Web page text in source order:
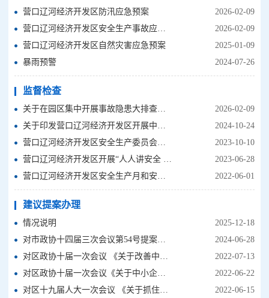
营口辽河经济开发区防汛应急预案
2026-02-09
营口辽河经济开发区安全生产事故应急预案
2026-02-09
营口辽河经济开发区自然灾害应急预案
2025-01-09
暴雨预警
2024-07-26
监督检查
关于在园区集中开展事故隐患大排查大治理行动的通知
2026-02-09
关于印发营口辽河经济开发区开展中秋、十一期间安全生产检查及三办联合专项检查行动方案的通知
2024-10-24
营口辽河经济开发区安全生产委员会关于开展2023年“安全生产月”活动的通知
2023-10-10
营口辽河经济开发区开展“人人讲安全 个个会应急”安全生产月主题系列活动
2023-06-28
营口辽河经济开发区安全生产月和安全生产滨城行活动方案
2022-06-01
建议提案办理
情况说明
2025-12-18
对市政协十四届三次会议第54号提案的答复
2024-06-28
对区政协十届一次会议 《关于改善中小园区营商环境的提案》第49号的答复函
2022-07-13
对区政协十届一次会议《关于中小企业园绿化带重新规划的提案》 第51号的答复函
2022-06-22
对区十九届人大一次会议 《关于抓住机遇大力发展高科技企业，振兴我区经济的建议》第22号的答复函
2022-06-15